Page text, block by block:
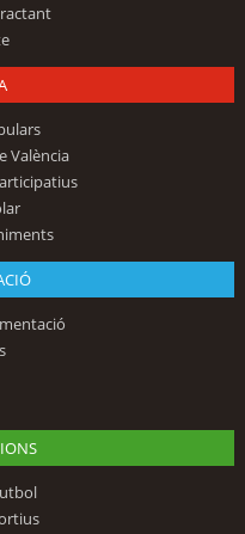
València